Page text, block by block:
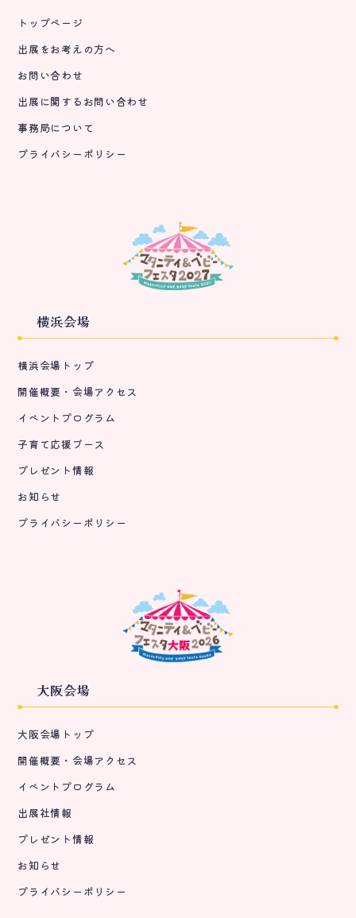
トップページ
出展をお考えの方へ
お問い合わせ
出展に関するお問い合わせ
事務局について
プライバシーポリシー
横浜会場
横浜会場トップ
開催概要・会場アクセス
イベントプログラム
子育て応援ブース
プレゼント情報
お知らせ
プライバシーポリシー
大阪会場
大阪会場トップ
開催概要・会場アクセス
イベントプログラム
出展社情報
プレゼント情報
お知らせ
プライバシーポリシー